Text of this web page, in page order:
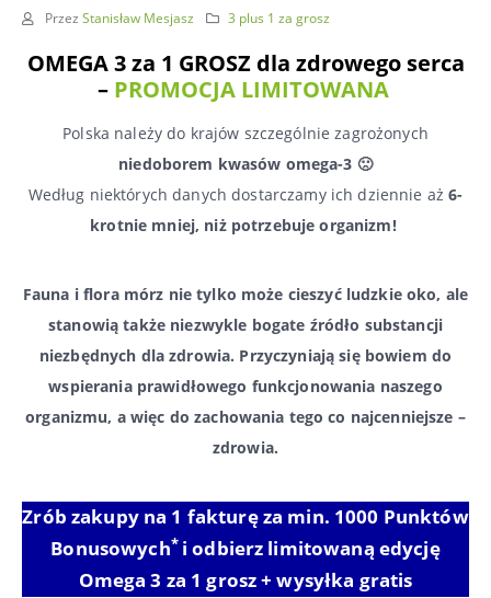
Przez Stanisław Mesjasz 3 plus 1 za grosz
OMEGA 3 za 1 GROSZ dla zdrowego serca
–PROMOCJA LIMITOWANA
Polska należy do krajów szczególnie zagrożonych
niedoborem kwasów omega-3 🙁
Według niektórych danych dostarczamy ich dziennie aż6-
krotnie mniej, niż potrzebuje organizm!
Fauna i flora mórz nie tylko może cieszyć ludzkie oko, ale
stanowią także niezwykle bogate źródło substancji
niezbędnych dla zdrowia. Przyczyniają się bowiem do
wspierania prawidłowego funkcjonowania naszego
organizmu, a więc do zachowania tego co najcenniejsze –
zdrowia.
Zrób zakupy na 1 fakturę za min. 1000 Punktów
Bonusowych* i odbierz limitowaną edycję
Omega 3 za 1 grosz + wysyłka gratis